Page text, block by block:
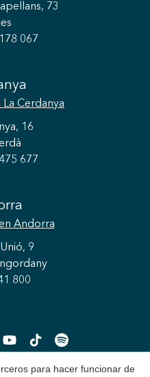
73
067
La Cerdanya
16
677
Andorra
9
800
para hacer funcionar de
Aceptar todas